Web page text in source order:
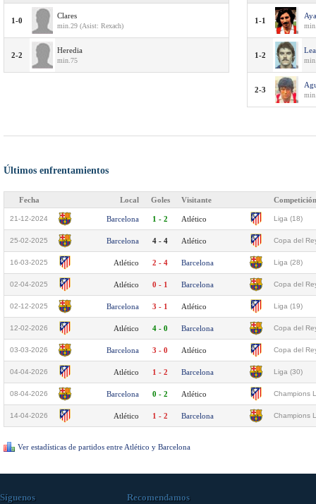
1-0
Clares
min.29 (Asist: Rexach)
2-2
Heredia
min.75
1-1
1-2
2-3
Últimos enfrentamientos
Fecha Local Goles Visitante Competición
21-12-2024 Barcelona 1 - 2 Atlético Liga (18)
25-02-2025 Barcelona 4 - 4 Atlético Copa del
16-03-2025 Atlético 2 - 4 Barcelona Liga (28)
02-04-2025 Atlético 0 - 1 Barcelona Copa del
02-12-2025 Barcelona 3 - 1 Atlético Liga (19)
12-02-2026 Atlético 4 - 0 Barcelona Copa del
03-03-2026 Barcelona 3 - 0 Atlético Copa del
04-04-2026 Atlético 1 - 2 Barcelona Liga (30)
08-04-2026 Barcelona 0 - 2 Atlético Champions
14-04-2026 Atlético 1 - 2 Barcelona Champions
Ver estadísticas de partidos entre Atlético y Barcelona
Síguenos Recomendamos